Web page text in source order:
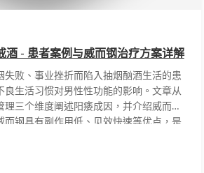
酒 - 患者案例与威而钢治疗方案详解
失败、事业挫折而陷入抽烟酗酒生活的患
良生活习惯对男性性功能的影响。文章从
理三个维度阐述阳痿成因，并介绍威而钢
而钢具有副作用低、见效快速等优点，是
的主流口服药物。